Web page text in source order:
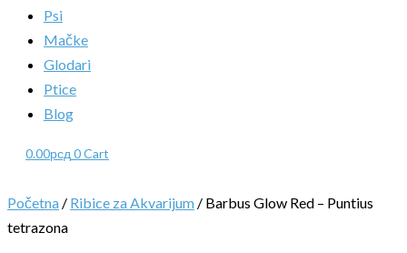
Psi
Mačke
Glodari
Ptice
Blog
0.00рсд 0Cart
Početna / Ribice za Akvarijum / Barbus Glow Red – Puntius
tetrazona